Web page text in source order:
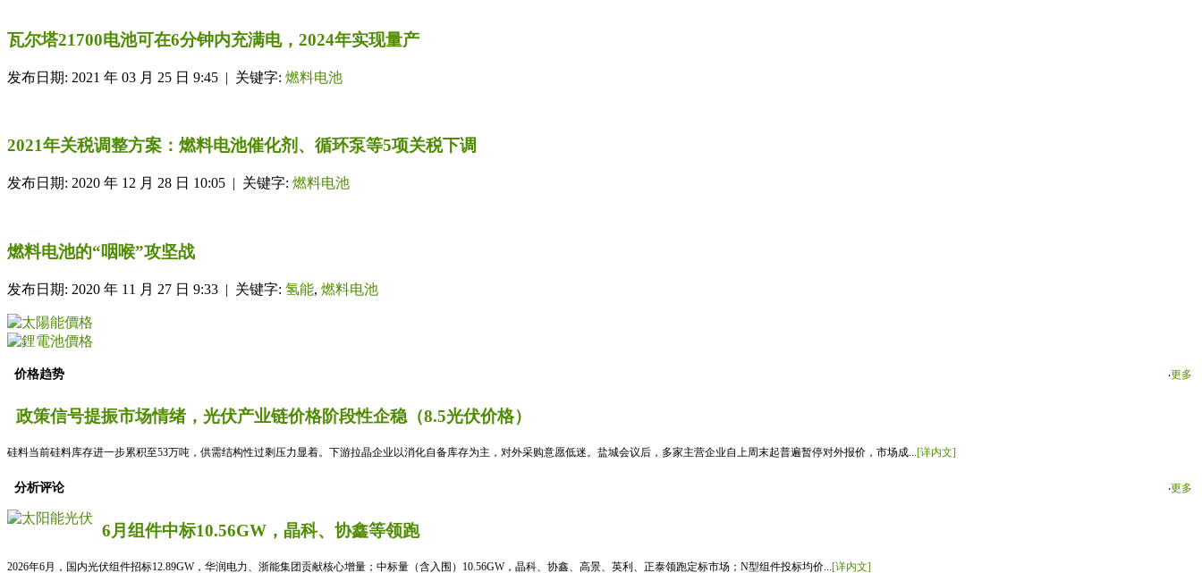
瓦尔塔21700电池可在6分钟内充满电，2024年实现量产
发布日期: 2021 年 03 月 25 日 9:45 | 关键字: 燃料电池
2021年关税调整方案：燃料电池催化剂、循环泵等5项关税下调
发布日期: 2020 年 12 月 28 日 10:05 | 关键字: 燃料电池
燃料电池的“咽喉”攻坚战
发布日期: 2020 年 11 月 27 日 9:33 | 关键字: 氢能, 燃料电池
价格趋势 ‧更多
政策信号提振市场情绪，光伏产业链价格阶段性企稳（8.5光伏价格）
硅料当前硅料库存进一步累积至53万吨，供需结构性过剩压力显着。下游拉晶企业以消化自备库存为主，对外采购意愿低迷。盐城会议后，多家主营企业自上周末起普遍暂停对外报价，市场成...[详内文]
分析评论 ‧更多
6月组件中标10.56GW，晶科、协鑫等领跑
2026年6月，国内光伏组件招标12.89GW，华润电力、浙能集团贡献核心增量；中标量（含入围）10.56GW，晶科、协鑫、高景、英利、正泰领跑定标市场；N型组件投标均价... [详内文]